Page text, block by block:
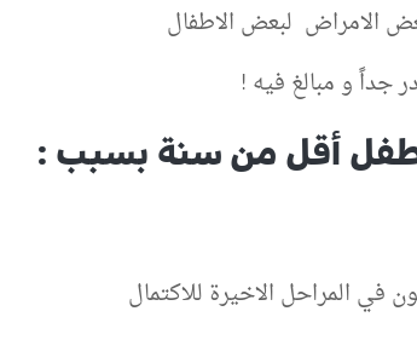
الامراض لبعض الاطفال
جداً و مبالغ فيه !
أقل من سنة بسبب :
في المراحل الاخيرة للاكتمال